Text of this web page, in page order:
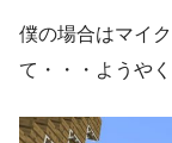
僕の場合はマイ
て・・・ようや